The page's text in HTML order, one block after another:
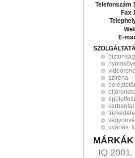
Telefonszám
Fax
E-
sziréna
gyártás,
MÁRKÁK
IQ